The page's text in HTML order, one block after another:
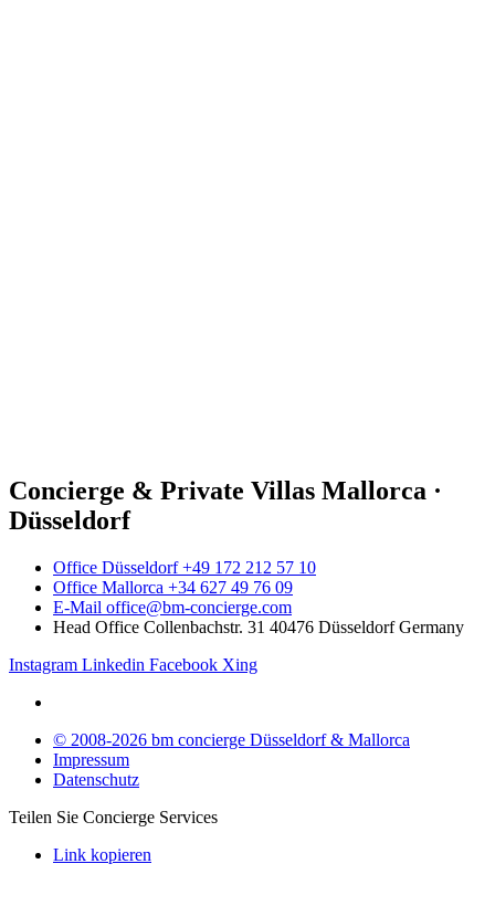
Concierge & Private Villas Mallorca ·
Düsseldorf
Office Düsseldorf +49 172 212 57 10
Office Mallorca +34 627 49 76 09
E-Mail office@bm-concierge.com
Head Office Collenbachstr. 31 40476 Düsseldorf Germany
Instagram Linkedin Facebook Xing
© 2008-2026 bm concierge Düsseldorf & Mallorca
Impressum
Datenschutz
Teilen Sie Concierge Services
Link kopieren